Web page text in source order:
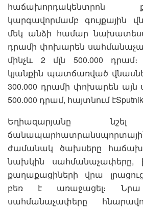
հաճախորդակենտրոն
կարգավորմամբ գույքային
մեկ անձի համար
դրամի փոխարեն
մինչև 2 մլն 500.000
կյանքին պատճառված
300.000 դրամի փոխարեն այն
500.000 դրամ, հայտնում
Եղիազարյանը
ժամանակ ծախսերը հաճախ
նախկին սահմանաչափերը,
քաղաքացիների վրա
բեռ է առաջացել։ Նրա
սահմանաչափերը